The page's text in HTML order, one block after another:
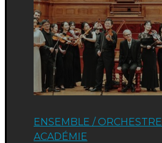
ENSEMBLE / ORCHESTRE
ACADÉMIE